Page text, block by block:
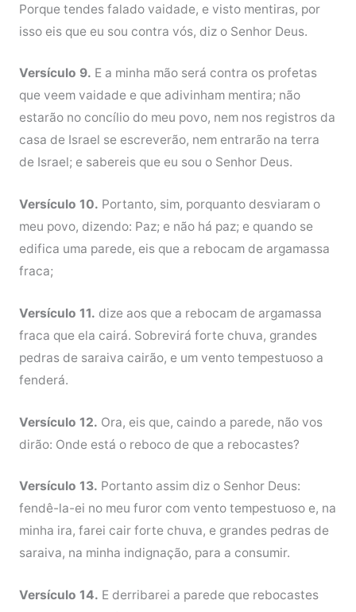
Porque tendes falado vaidade, e visto mentiras, por
isso eis que eu sou contra vós, diz o Senhor Deus.
Versículo 9. E a minha mão será contra os profetas
que veem vaidade e que adivinham mentira; não
estarão no concílio do meu povo, nem nos registros da
casa de Israel se escreverão, nem entrarão na terra
de Israel; e sabereis que eu sou o Senhor Deus.
Versículo 10. Portanto, sim, porquanto desviaram o
meu povo, dizendo: Paz; e não há paz; e quando se
edifica uma parede, eis que a rebocam de argamassa
fraca;
Versículo 11. dize aos que a rebocam de argamassa
fraca que ela cairá. Sobrevirá forte chuva, grandes
pedras de saraiva cairão, e um vento tempestuoso a
fenderá.
Versículo 12. Ora, eis que, caindo a parede, não vos
dirão: Onde está o reboco de que a rebocastes?
Versículo 13. Portanto assim diz o Senhor Deus:
fendê-la-ei no meu furor com vento tempestuoso e, na
minha ira, farei cair forte chuva, e grandes pedras de
saraiva, na minha indignação, para a consumir.
Versículo 14. E derribarei a parede que rebocastes